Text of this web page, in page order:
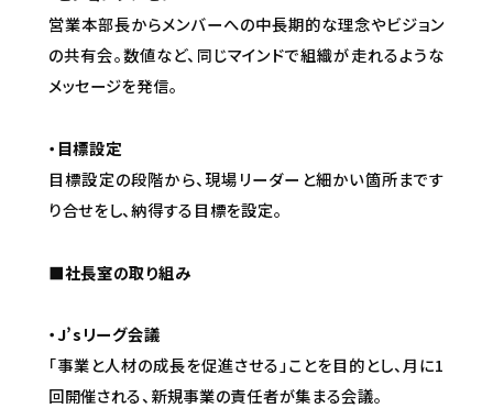
営業本部長からメンバーへの中長期的な理念やビジョン
の共有会。数値など、同じマインドで組織が走れるような
メッセージを発信。
・目標設定
目標設定の段階から、現場リーダーと細かい箇所まです
り合せをし、納得する目標を設定。
■社長室の取り組み
・J’sリーグ会議
「事業と人材の成長を促進させる」ことを目的とし、月に1
回開催される、新規事業の責任者が集まる会議。